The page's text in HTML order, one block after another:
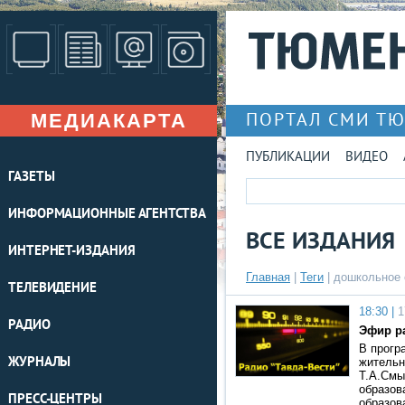
МЕДИАКАРТА
ГАЗЕТЫ
ИНФОРМАЦИОННЫЕ АГЕНТСТВА
ИНТЕРНЕТ-ИЗДАНИЯ
ТЕЛЕВИДЕНИЕ
РАДИО
ЖУРНАЛЫ
ПРЕСС-ЦЕНТРЫ
ПОРТАЛ СМИ
ПУБЛИКАЦИИ ВИДЕО
ВСЕ ИЗДАНИЯ
Главная Теги | дошкольное
18:30 |
Эфир
В